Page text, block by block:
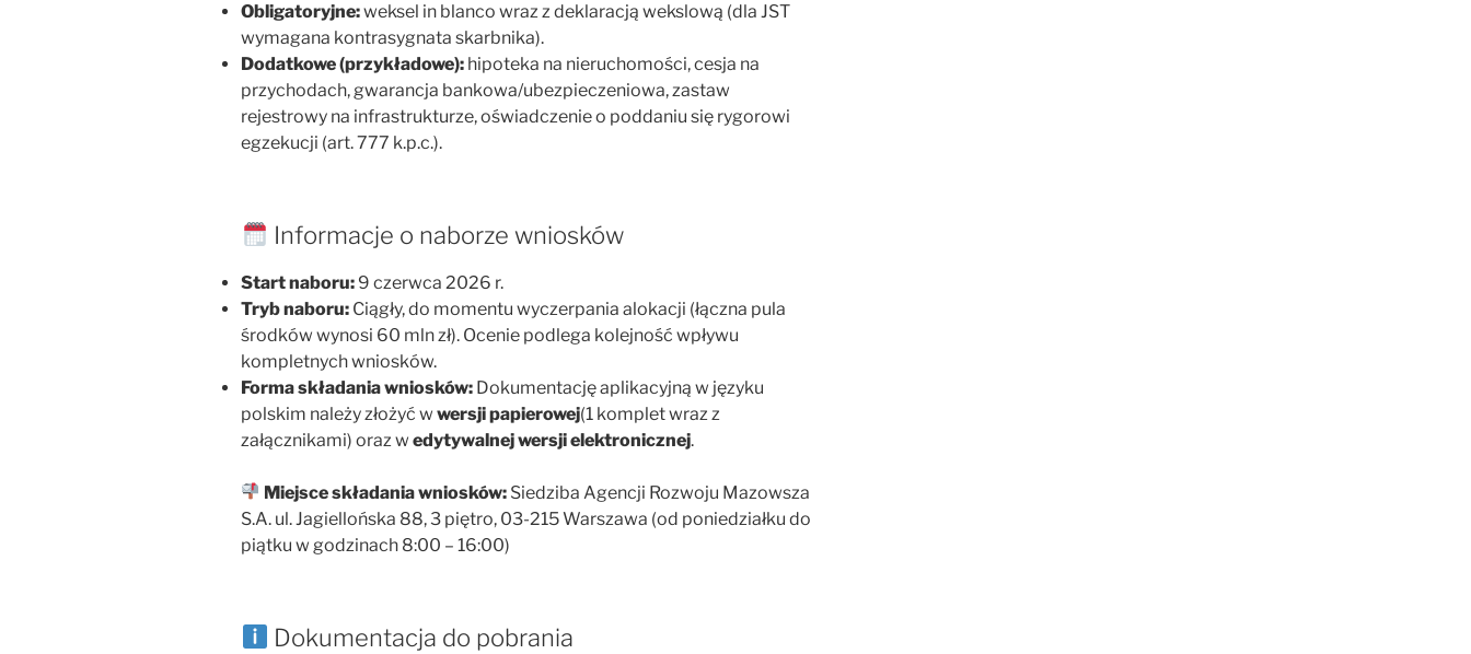
Obligatoryjne:weksel in blanco wraz z deklaracją wekslową (dla JST
wymagana kontrasygnata skarbnika).
Dodatkowe (przykładowe): hipoteka na nieruchomości, cesja na
przychodach, gwarancja bankowa/ubezpieczeniowa, zastaw
rejestrowy na infrastrukturze, oświadczenie o poddaniu się rygorowi
egzekucji (art. 777 k.p.c.).
Informacje o naborze wniosków
Start naboru: 9 czerwca 2026 r.
Tryb naboru: Ciągły, do momentu wyczerpania alokacji (łączna pula
środków wynosi 60 mln zł). Ocenie podlega kolejność wpływu
kompletnych wniosków.
Forma składania wniosków: Dokumentację aplikacyjną w języku
polskim należy złożyć w wersji papierowej(1 komplet wraz z
załącznikami) oraz w edytywalnej wersji elektronicznej.
Miejsce składania wniosków: Siedziba Agencji Rozwoju Mazowsza
S.A. ul. Jagiellońska 88, 3 piętro, 03-215 Warszawa (od poniedziałku do
piątku w godzinach 8:00 – 16:00)
Dokumentacja do pobrania